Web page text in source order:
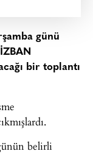
günü
bir toplantı
belirli